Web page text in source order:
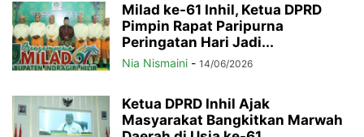
Milad ke-61 Inhil, Ketua DPRD
Pimpin Rapat Paripurna
Peringatan Hari Jadi...
Nia Nismaini - 14/06/2026
Ketua DPRD Inhil Ajak
Masyarakat Bangkitkan Marwah